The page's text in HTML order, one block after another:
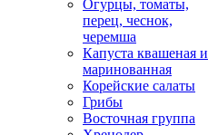
Огурцы, томаты,
перец, чеснок,
черемша
Капуста квашеная и
маринованная
Корейские салаты
Грибы
Восточная группа